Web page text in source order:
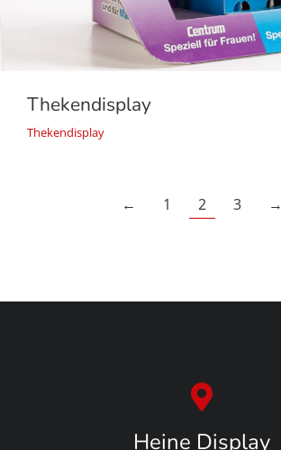
Thekendisplay
Thekendisplay
← 1 2 3 →
Heine Display